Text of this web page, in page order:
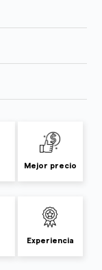
Mejor precio
Experiencia